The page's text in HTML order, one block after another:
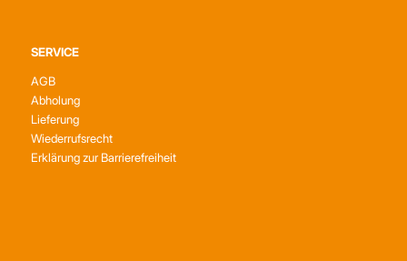
SERVICE
AGB
Abholung
Lieferung
Wiederrufsrecht
Erklärung zur Barrierefreiheit